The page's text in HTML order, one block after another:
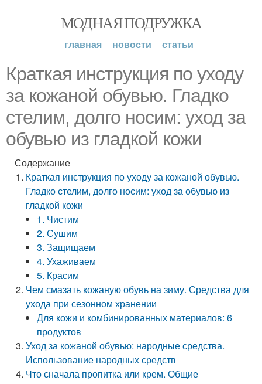
МОДНАЯ ПОДРУЖКА
главная новости статьи
Краткая инструкция по уходу
за кожаной обувью. Гладко
стелим, долго носим: уход за
обувью из гладкой кожи
Содержание
Краткая инструкция по уходу за кожаной обувью.
Гладко стелим, долго носим: уход за обувью из
гладкой кожи
1. Чистим
2. Сушим
3. Защищаем
4. Ухаживаем
5. Красим
Чем смазать кожаную обувь на зиму. Средства для
ухода при сезонном хранении
Для кожи и комбинированных материалов: 6
продуктов
Уход за кожаной обувью: народные средства.
Использование народных средств
Что сначала пропитка или крем. Общие